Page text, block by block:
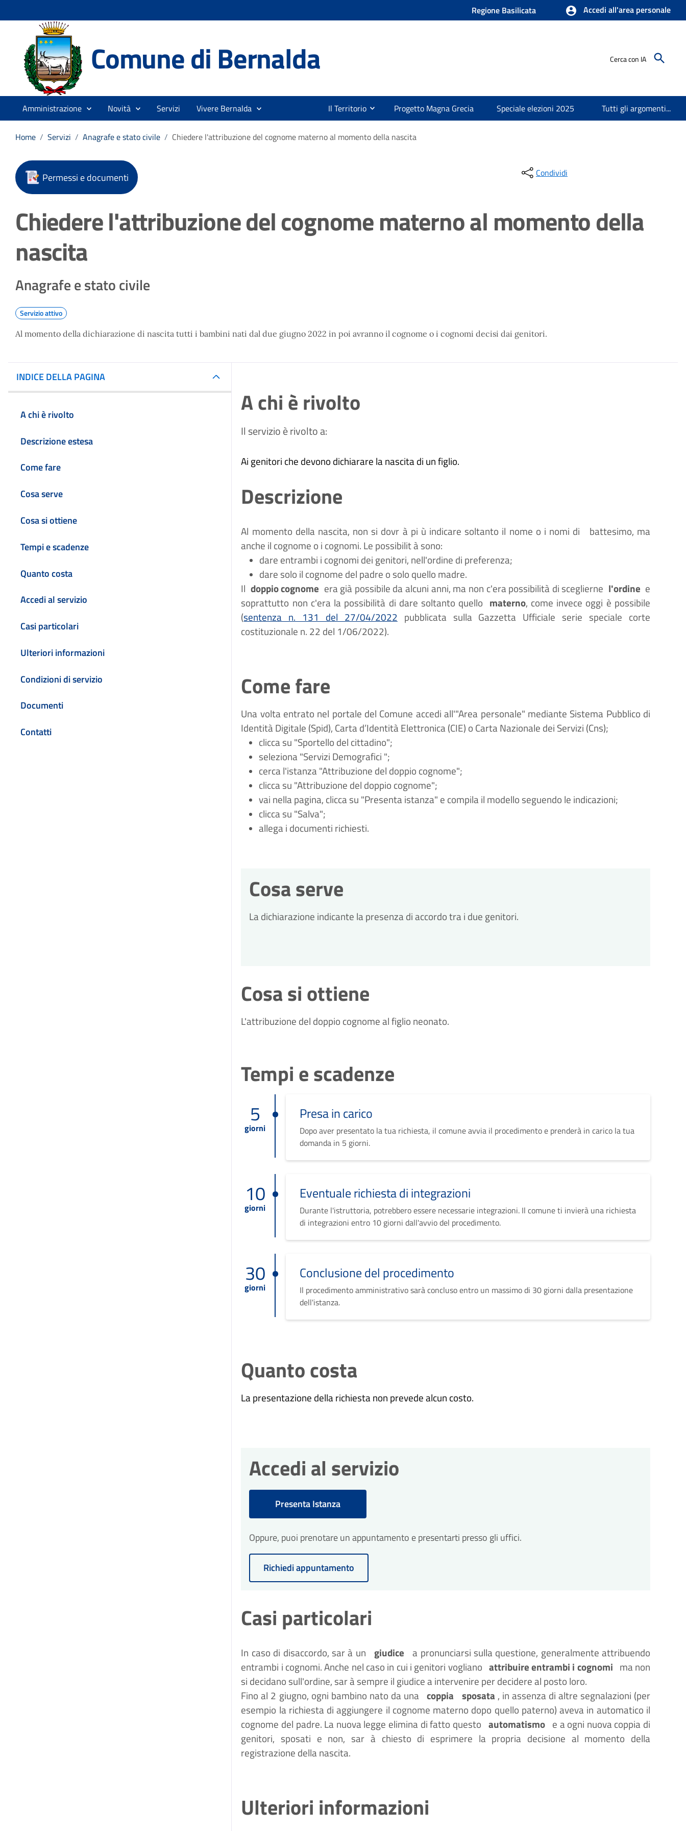
Regione Basilicata Accedi all'area personale
Comune di Bernalda Cerca con IA
Amministrazione Novità Servizi Vivere Bernalda Il Territorio Progetto Magna Grecia Speciale elezioni 2025 Tutti gli argomenti...
Home / Servizi / Anagrafe e stato civile / Chiedere l'attribuzione del cognome materno al momento della nascita
Permessi e documenti Condividi
Chiedere l'attribuzione del cognome materno al momento della
nascita
Anagrafe e stato civile
Servizio attivo
Al momento della dichiarazione di nascita tutti i bambini nati dal due giugno 2022 in poi avranno il cognome o i cognomi decisi dai genitori.
INDICE DELLA PAGINA
A chi è rivolto
Descrizione estesa
Come fare
Cosa serve
Cosa si ottiene
Tempi e scadenze
Quanto costa
Accedi al servizio
Casi particolari
Ulteriori informazioni
Condizioni di servizio
Documenti
Contatti
A chi è rivolto
Il servizio è rivolto a:
Ai genitori che devono dichiarare la nascita di un figlio.
Descrizione
Al momento della nascita, non si dovr à pi ù indicare soltanto il nome o i nomi di
battesimo, ma
anche il cognome o i cognomi. Le possibilitàsono:
dare entrambi i cognomi dei genitori, nell'ordine di preferenza;
dare solo il cognome del padre o solo quello madre.
Il doppio cognome era già possibile da alcuni anni, ma non c'era possibilità di sceglierne l'ordine e
soprattutto non c'era la possibilità di dare soltanto quello materno, come invece oggi è possibile
(sentenza n. 131 del 27/04/2022 pubblicata sulla Gazzetta Ufficiale serie speciale corte
costituzionale n. 22 del 1/06/2022).
Come fare
Una volta entrato nel portale del Comune accedi all'"Area personale" mediante Sistema Pubblico di
Identità Digitale (Spid), Carta d’IdentitàElettronica (CIE) o Carta Nazionale dei Servizi (Cns);
clicca su "Sportello del cittadino";
seleziona "Servizi Demografici ";
cerca l'istanza "Attribuzione del doppio cognome";
clicca su "Attribuzione del doppio cognome";
vai nella pagina, clicca su "Presenta istanza" e compila il modello seguendo le indicazioni;
clicca su "Salva";
allega i documenti richiesti.
Cosa serve
La dichiarazione indicante la presenza di accordo tra i due genitori.
Cosa si ottiene
L'attribuzione del doppio cognome al figlio neonato.
Tempi e scadenze
5
giorni
Presa in carico
Dopo aver presentato la tua richiesta, il comune avvia il procedimento e prenderà in carico la tua
domanda in 5 giorni.
10
giorni
Eventuale richiesta di integrazioni
Durante l'istruttoria, potrebbero essere necessarie integrazioni. Il comune ti invierà una richiesta
di integrazioni entro 10 giorni dall'avvio del procedimento.
30
giorni
Conclusione del procedimento
Il procedimento amministrativo sarà concluso entro un massimo di 30 giorni dalla presentazione
dell'istanza.
Quanto costa
La presentazione della richiesta non prevede alcun costo.
Accedi al servizio
Presenta Istanza
Oppure, puoi prenotare un appuntamento e presentarti presso gli uffici.
Richiedi appuntamento
Casi particolari
In caso di disaccordo, sarà un giudice
a pronunciarsi sulla questione, generalmente attribuendo
entrambi i cognomi. Anche nel caso in cui i genitori vogliano attribuire entrambi i cognomi ma non
si decidano sull'ordine, saràsempre il giudice a intervenire per decidere al posto loro.
Fino al 2 giugno, ogni bambino nato da una coppia sposata , in assenza di altre segnalazioni (per
esempio la richiesta di aggiungere il cognome materno dopo quello paterno) aveva in automatico il
cognome del padre. La nuova legge elimina di fatto questo automatismo e a ogni nuova coppia di
genitori, sposati e non, sar à chiesto di esprimere la propria decisione al momento della
registrazione della nascita.
Ulteriori informazioni